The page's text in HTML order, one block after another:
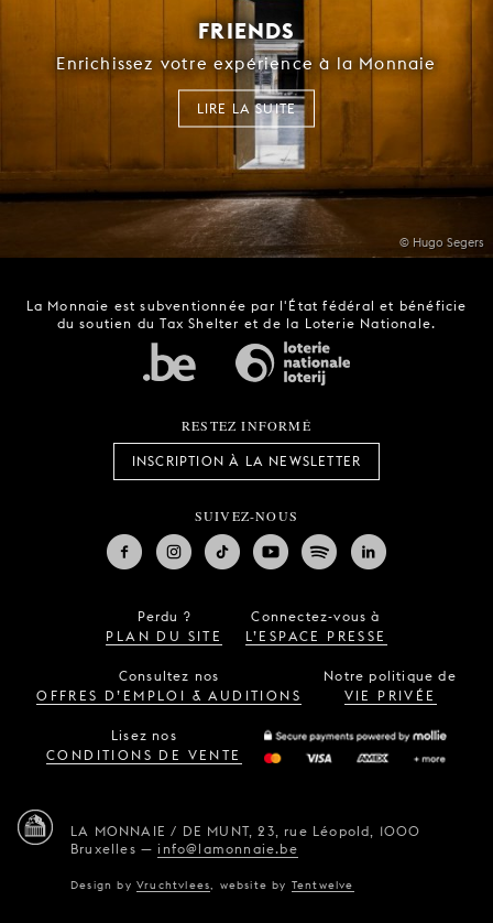
© Hugo Segers
FRIENDS
Enrichissez votre expérience à la Monnaie
LIRE LA SUITE
La Monnaie est subventionnée par l'État fédéral et bénéficie
du soutien du Tax Shelter et de la Loterie Nationale.
RESTEZ INFORMÉ
INSCRIPTION À LA NEWSLETTER
SUIVEZ-NOUS
Perdu ?
PLAN DU SITE
Connectez-vous à
L’ESPACE PRESSE
Consultez nos
OFFRES D’EMPLOI & AUDITIONS
Notre politique de
VIE PRIVÉE
Lisez nos
CONDITIONS DE VENTE
LA MONNAIE / DE MUNT, 23, rue Léopold, 1000
Bruxelles —info@lamonnaie.be
Design byVruchtvlees website by Tentwelve